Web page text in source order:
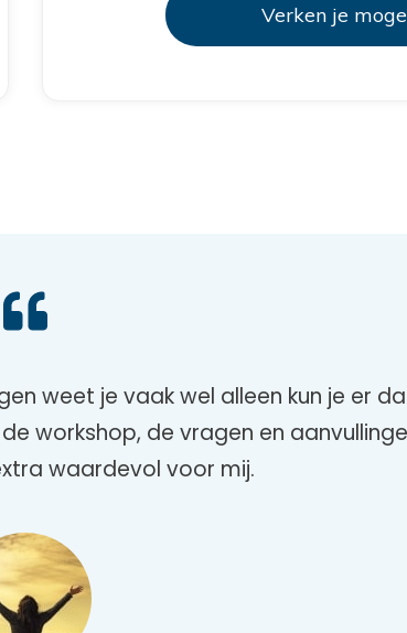
Verken je
weet je vaak wel alleen kun je er
workshop, de vragen en
waardevol voor mij.